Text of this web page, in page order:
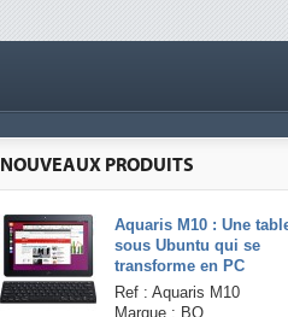
NOUVEAUX PRODUITS
Aquaris M10 : Une
sous Ubuntu qui se
transforme en PC
Ref : Aquaris M10
Marque : BQ